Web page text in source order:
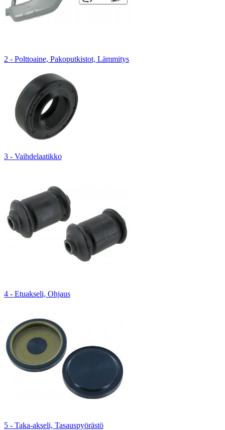
2 - Polttoaine, Pakoputkistot, Lämmitys
3 - Vaihdelaatikko
4 - Etuakseli, Ohjaus
5 - Taka-akseli, Tasauspyörästö